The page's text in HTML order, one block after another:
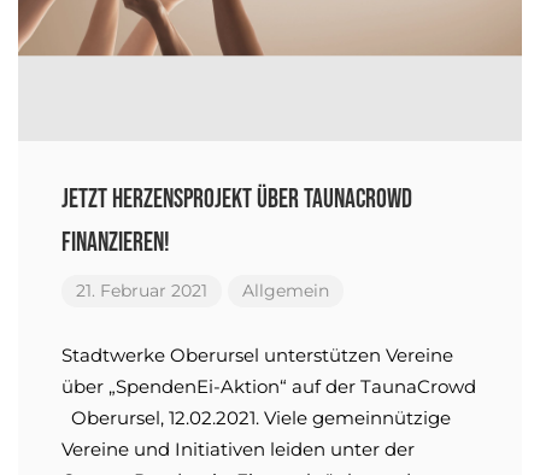
Jetzt Herzensprojekt über TaunaCrowd
finanzieren!
21. Februar 2021 Allgemein
Stadtwerke Oberursel unterstützen Vereine
über „SpendenEi-Aktion“ auf der TaunaCrowd
Oberursel, 12.02.2021. Viele gemeinnützige
Vereine und Initiativen leiden unter der